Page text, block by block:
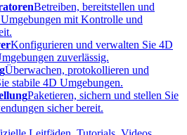
Betreiben, bereitstellen und
mit Kontrolle und
Konfigurieren und verwalten Sie 4D
zuverlässig.
Überwachen, protokollieren und
stabile 4D Umgebungen.
Paketieren, sichern und stellen Sie
sicher bereit.